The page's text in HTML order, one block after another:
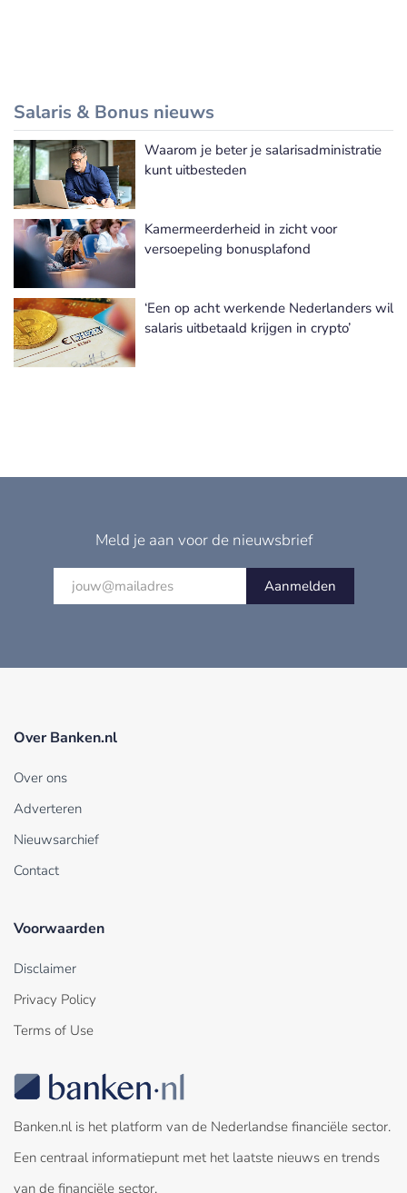
Salaris & Bonus nieuws
Meer Salaris & Bonus nieuws
Waarom je beter je salarisadministratie
kunt uitbesteden
Kamermeerderheid in zicht voor
versoepeling bonusplafond
‘Een op acht werkende Nederlanders wil
salaris uitbetaald krijgen in crypto’
Meld je aan voor de nieuwsbrief
Aanmelden
Over Banken.nl
Over ons
Adverteren
Nieuwsarchief
Contact
Voorwaarden
Disclaimer
Privacy Policy
Terms of Use
Banken.nl is het platform van de Nederlandse financiële sector.
Een centraal informatiepunt met het laatste nieuws en trends
van de financiële sector.